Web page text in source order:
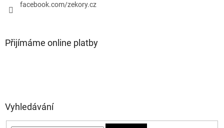
facebook.com/zekory.cz
Přijímáme online platby
Vyhledávání